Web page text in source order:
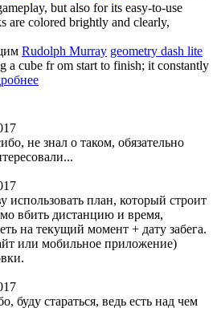
but also for its easy-to-use
are colored brightly and clearly,
Rudolph Murray geometry dash lite
a cube fr om start to finish; it constantly
не знал о таком, обязательно
использовать план, который строит
вбить дистанцию и время,
на текущий момент + дату забега.
или мобильное приложение)
буду стараться, ведь есть над чем